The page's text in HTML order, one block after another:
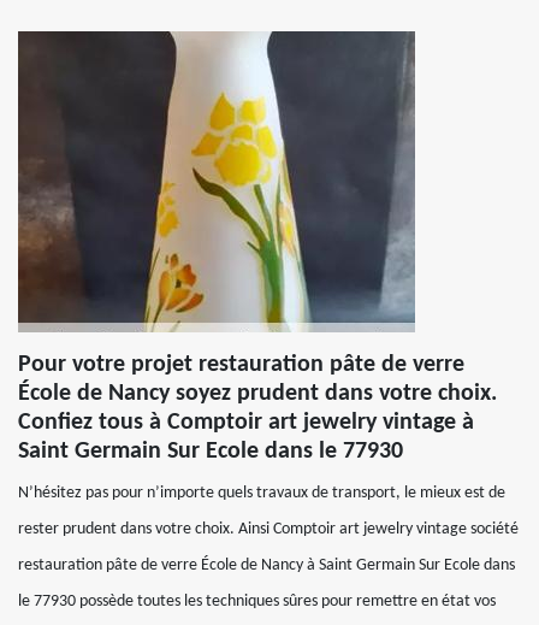
Pour votre projet restauration pâte de verre
École de Nancy soyez prudent dans votre choix.
Confiez tous à Comptoir art jewelry vintage à
Saint Germain Sur Ecole dans le 77930
N’hésitez pas pour n’importe quels travaux de transport, le mieux est de
rester prudent dans votre choix. Ainsi Comptoir art jewelry vintage société
restauration pâte de verre École de Nancy à Saint Germain Sur Ecole dans
le 77930 possède toutes les techniques sûres pour remettre en état vos